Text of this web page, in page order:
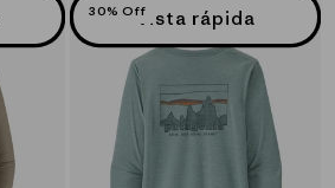
30% OffVista rápida